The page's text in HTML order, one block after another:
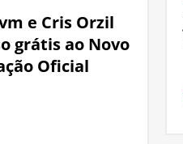
e Cris Orzil
grátis ao Novo
Oficial